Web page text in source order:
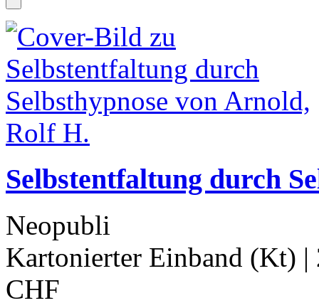
Selbstentfaltung durch
Neopubli
Kartonierter Einband (Kt) |
CHF